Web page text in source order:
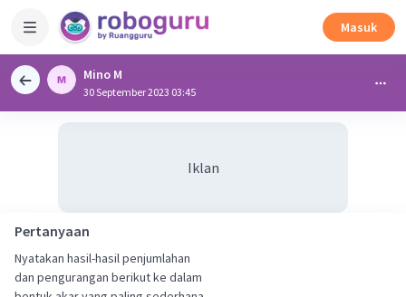
Masuk
Mino M
30 September 2023 03:45
Iklan
Pertanyaan
Nyatakan hasil-hasil penjumlahan
dan pengurangan berikut ke dalam